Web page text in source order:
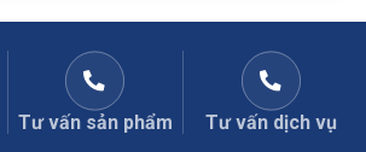
Tư vấn sản phẩm Tư vấn dịch vụ